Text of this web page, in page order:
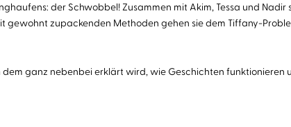
der Schwobbel! Zusammen mit Akim, Tessa und
gewohnt zupackenden Methoden gehen sie dem Tiffany-
ganz nebenbei erklärt wird, wie Geschichten funktionieren